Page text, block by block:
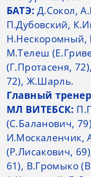
БАТЭ: Д.Сокол,
П.Дубовский,
Н.Нескоромный,
М.Телеш
(Г.Протасеня,
72), Ж.Шарль.
Главный
МЛ ВИТЕБСК:
(С.Баланович,
И.Москаленчик,
(Р.Лисакович,
61), В.Громыко